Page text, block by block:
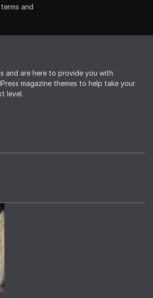
and
and are here to provide you with
magazine themes to help take your
level.